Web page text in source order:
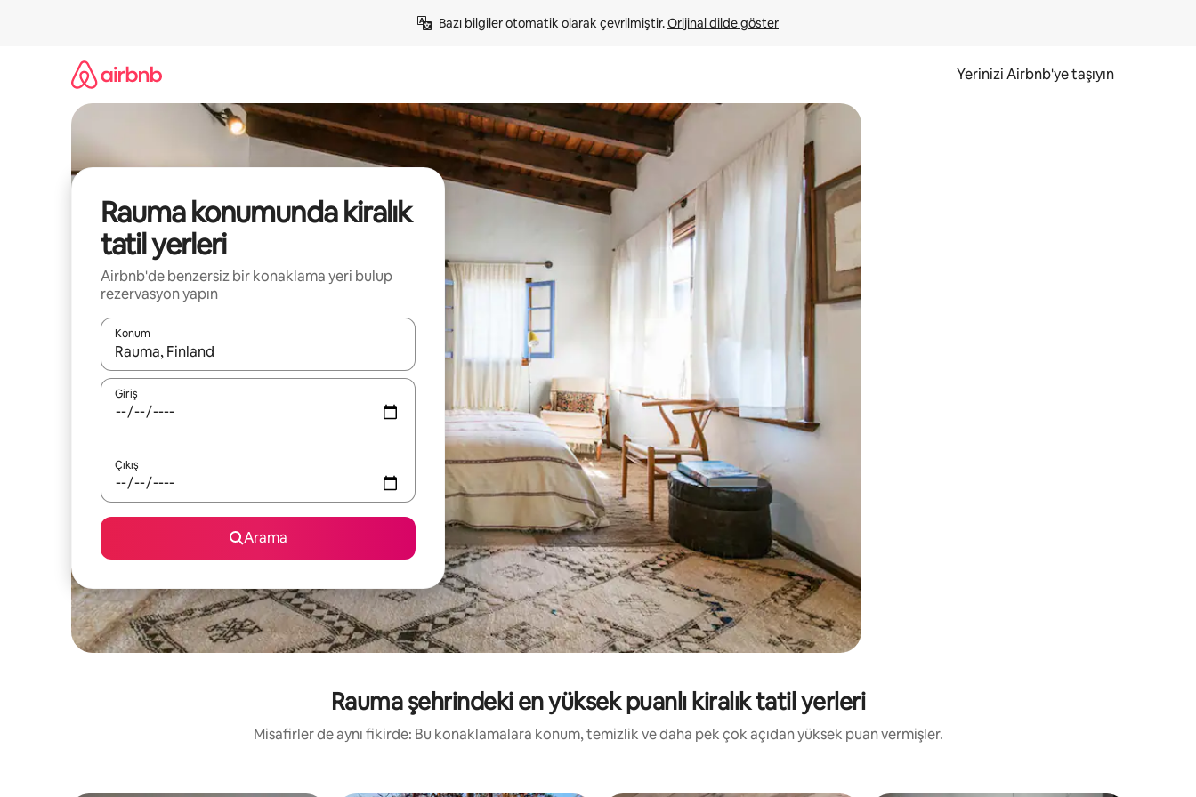
Bazı bilgiler otomatik olarak çevrilmiştir. Orijinal dilde göster
Yerinizi Airbnb'ye taşıyın
Rauma konumunda kiralık
tatil yerleri
Airbnb'de benzersiz bir konaklama yeri bulup
rezervasyon yapın
Konum
Sonuçlar kullanılabilir olduğunda yukarı ve aşağı oklarıyla gezinin veya dokunarak ya da kaydırma hareketleriyle keşfedin.
Giriş
Çıkış
Arama
Rauma şehrindeki en yüksek puanlı kiralık tatil yerleri
Misafirler de aynı fikirde: Bu konaklamalara konum, temizlik ve daha pek çok açıdan yüksek puan vermişler.